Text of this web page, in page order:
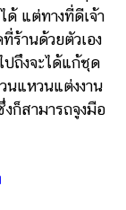
ด้ แต่ทางที่ดีเจ้า
ร้านด้วยตัวเอง
ถึงจะได้แก้ชุด
นแหวนแต่งงาน
ก็สามารถจูงมือ